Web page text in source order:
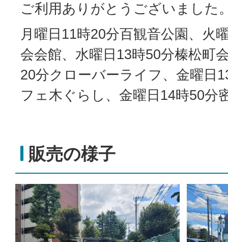
ご利用ありがとうございました
月曜日11時20分百観音公園、火
会会館、水曜日13時50分榛松町
20分クローバーライフ、金曜日
フェ木ぐらし、金曜日14時50分
販売の様子